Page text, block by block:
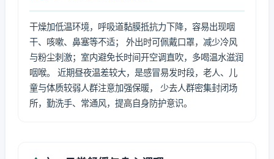
干燥加低温环境，呼吸道黏膜抵抗力下降，容易出现咽
干、咳嗽、鼻塞等不适； 外出时可佩戴口罩，减少冷风
与粉尘刺激；室内避免长时间开空调直吹，多喝温水滋润
咽喉。 近期昼夜温差较大，是感冒易发时段，老人、儿
童与体质较弱人群注意加强保暖， 少去人群密集封闭场
所，勤洗手、常通风，提高自身防护意识。